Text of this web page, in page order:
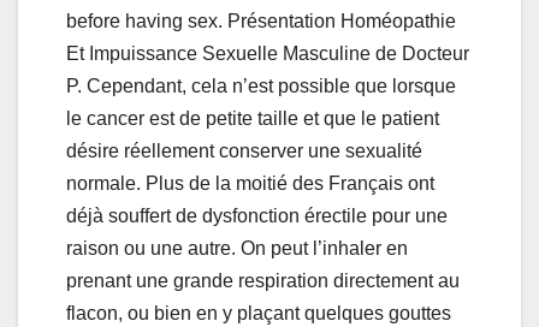
before having sex. Présentation Homéopathie
Et Impuissance Sexuelle Masculine de Docteur
P. Cependant, cela n’est possible que lorsque
le cancer est de petite taille et que le patient
désire réellement conserver une sexualité
normale. Plus de la moitié des Français ont
déjà souffert de dysfonction érectile pour une
raison ou une autre. On peut l’inhaler en
prenant une grande respiration directement au
flacon, ou bien en y plaçant quelques gouttes